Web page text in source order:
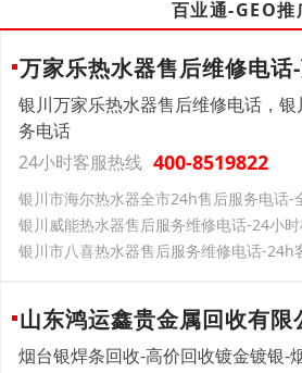
百业通-GEO推
万家乐热水器售后维修电话
银川万家乐热水器售后维修电话，
务电话
24小时客服热线 400-8519822
银川市海尔热水器全市24h售后服务电话-
银川威能热水器售后服务维修电话-24小
银川市八喜热水器售后服务维修电话-24h
山东鸿运鑫贵金属回收有限
烟台银焊条回收-高价回收镀金镀银-